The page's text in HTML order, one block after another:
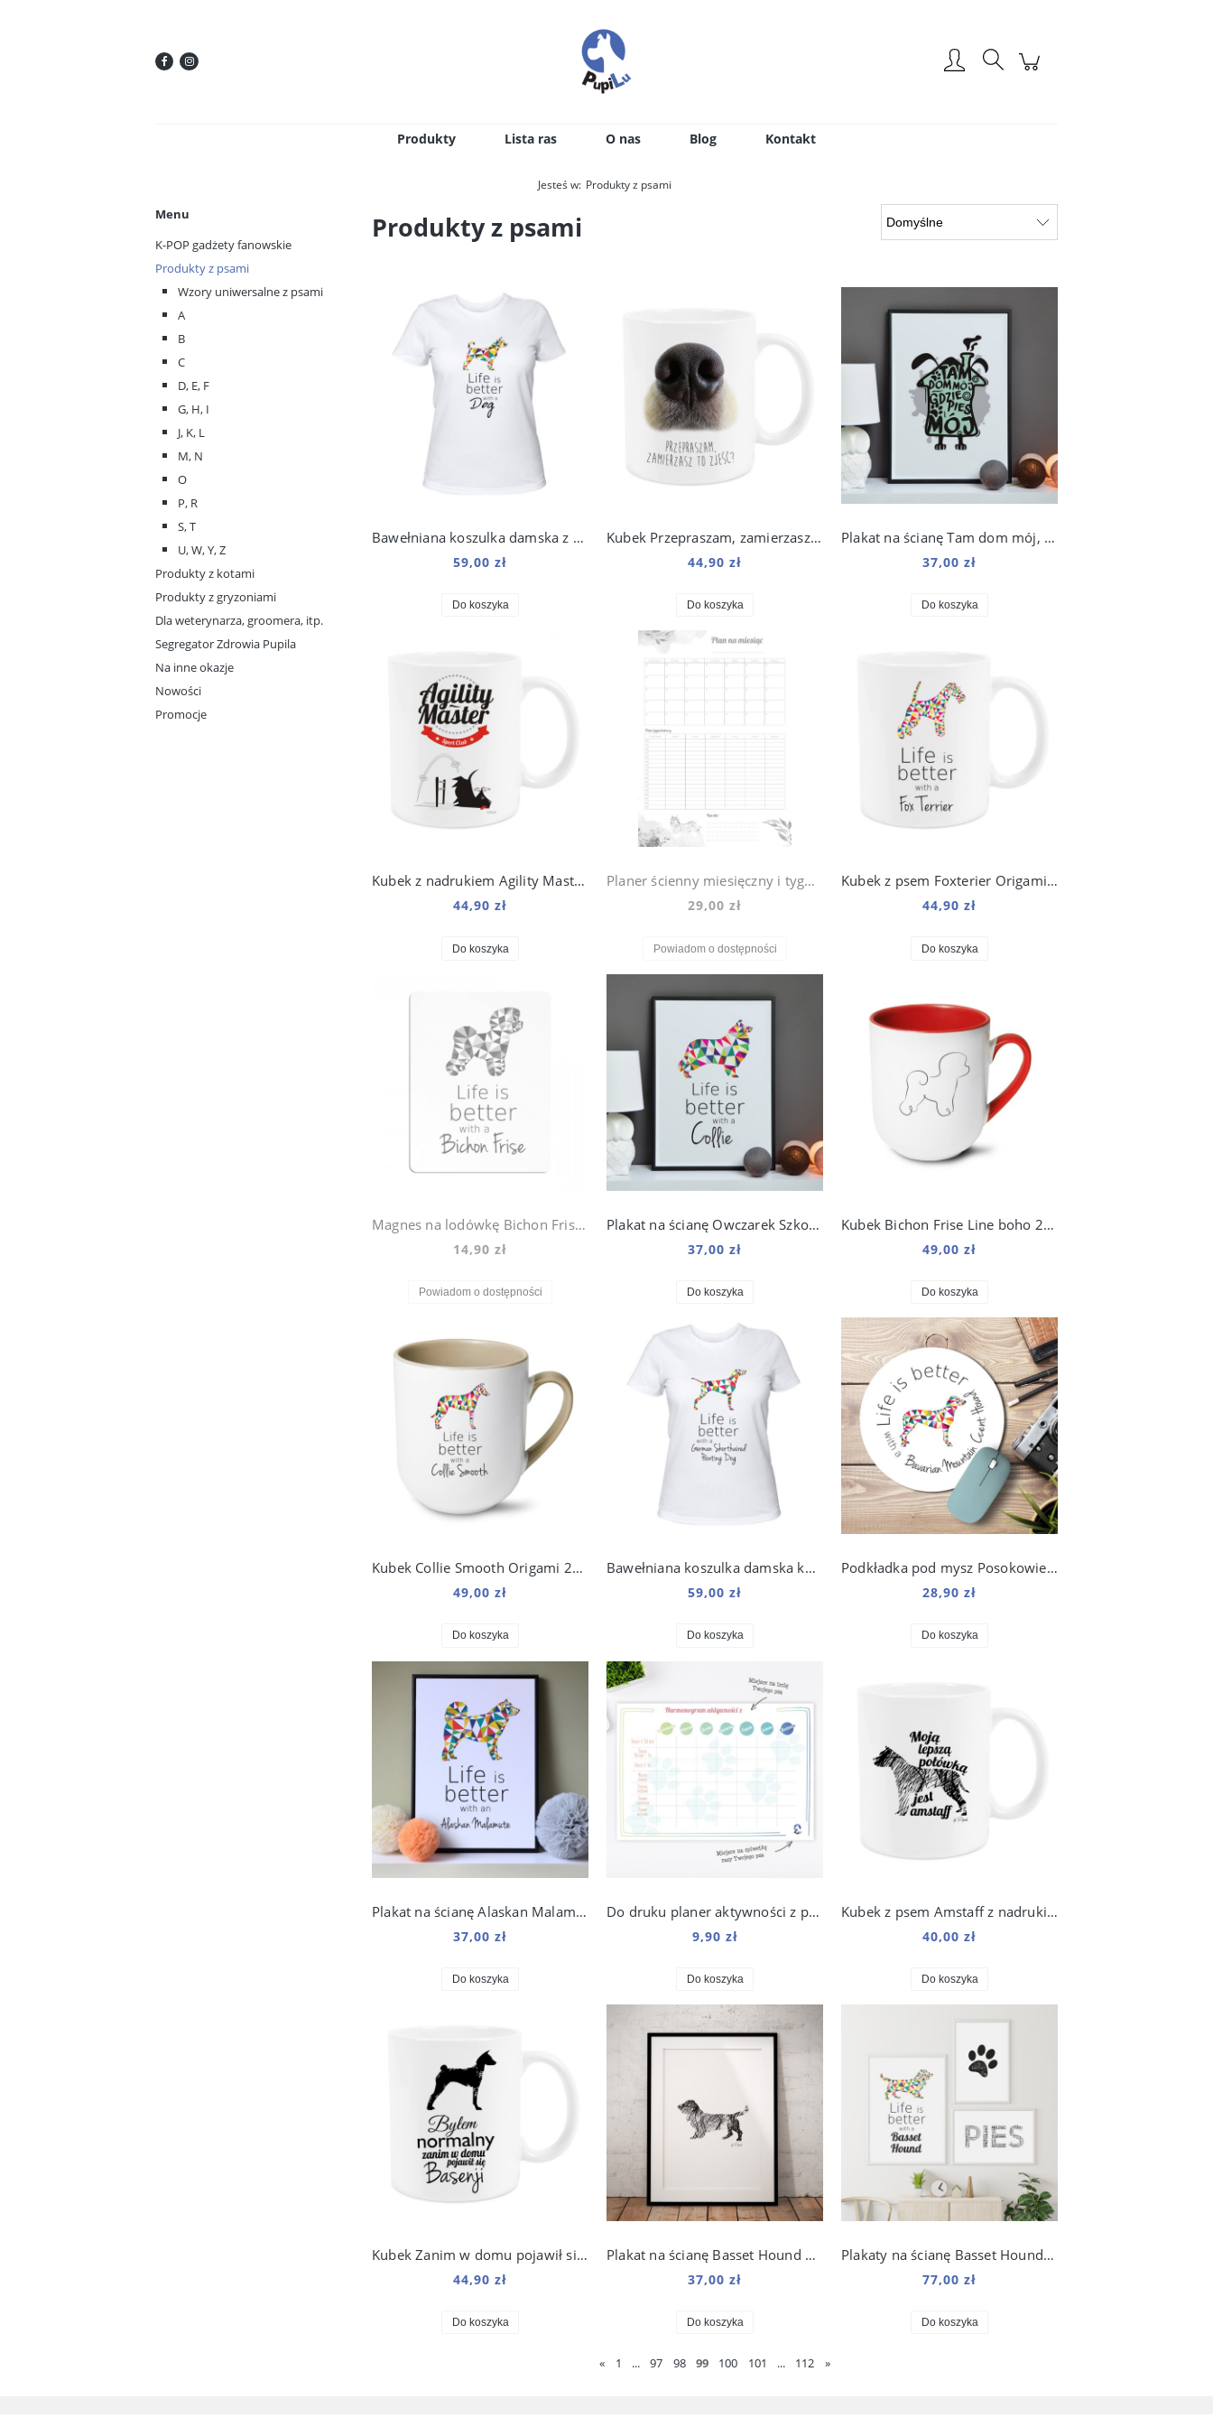
Produkty Lista ras O nas Blog Kontakt
Jesteś w: Produkty z psami
Menu
K-POP gadżety fanowskie
Produkty z psami
Wzory uniwersalne z psami
A
B
C
D, E, F
G, H, I
J, K, L
M, N
O
P, R
S, T
U, W, Y, Z
Produkty z kotami
Produkty z gryzoniami
Dla weterynarza, groomera, itp.
Segregator Zdrowia Pupila
Na inne okazje
Nowości
Promocje
Produkty z psami
Bawełniana koszulka damska z kolorowym psem
59,00 zł
Do koszyka
Kubek Przepraszam, zamierzasz to zjeść? 330 ml
44,90 zł
Do koszyka
Plakat na ścianę Tam dom mój, gdzie pies mój do salonu
37,00 zł
Do koszyka
Kubek z nadrukiem Agility Master 330 ml
44,90 zł
Do koszyka
Planer ścienny miesięczny i tygodniowy Welsh Corgi 2 Violet
29,00 zł
Powiadom o dostępności
Kubek z psem Foxterier Origami 330 ml
44,90 zł
Do koszyka
Magnes na lodówkę Bichon Frise z nadrukiem Origami
14,90 zł
Powiadom o dostępności
Plakat na ścianę Owczarek Szkocki Collie Origami do salonu
37,00 zł
Do koszyka
Kubek Bichon Frise Line boho 250 ml
49,00 zł
Do koszyka
Kubek Collie Smooth Origami 250 ml
49,00 zł
Do koszyka
Bawełniana koszulka damska kolorowy Wyżeł Niemiecki
59,00 zł
Do koszyka
Podkładka pod mysz Posokowiec Bawarski z nadrukiem Origami
28,90 zł
Do koszyka
Plakat na ścianę Alaskan Malamute Origami do salonu
37,00 zł
Do koszyka
Do druku planer aktywności z psem
9,90 zł
Do koszyka
Kubek z psem Amstaff z nadrukiem Moją lepszą połówką jest...
40,00 zł
Do koszyka
Kubek Zanim w domu pojawił się Basenji 330 ml
44,90 zł
Do koszyka
Plakat na ścianę Basset Hound Art do salonu
37,00 zł
Do koszyka
Plakaty na ścianę Basset Hound zestaw do salonu
77,00 zł
Do koszyka
« 1 ... 97 98 99 100 101 ... 112 »